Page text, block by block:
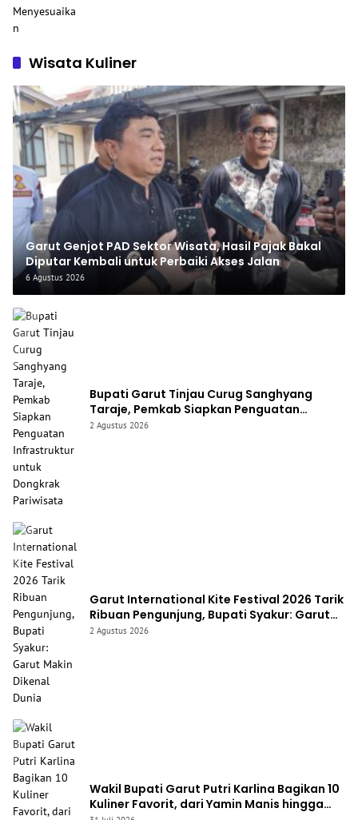
Wisata Kuliner
Garut Genjot PAD Sektor Wisata, Hasil Pajak Bakal
Diputar Kembali untuk Perbaiki Akses Jalan
6 Agustus 2026
Bupati Garut Tinjau Curug Sanghyang
Taraje, Pemkab Siapkan Penguatan
Infrastruktur untuk Dongkrak Pariwisata
2 Agustus 2026
Garut International Kite Festival 2026 Tarik
Ribuan Pengunjung, Bupati Syakur: Garut
Makin Dikenal Dunia
2 Agustus 2026
Wakil Bupati Garut Putri Karlina Bagikan 10
Kuliner Favorit, dari Yamin Manis hingga